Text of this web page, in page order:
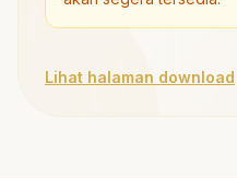
Lihat halaman download